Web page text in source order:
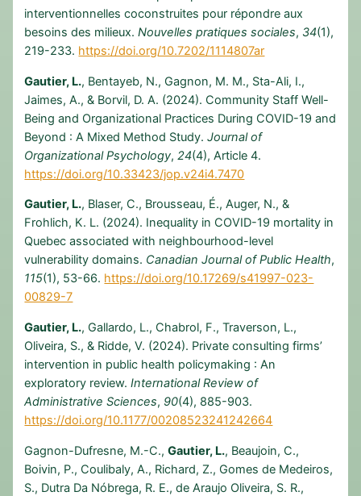
interventionnelles coconstruites pour répondre aux
besoins des milieux.Nouvelles pratiques sociales, 34(1),
219-233. https://doi.org/10.7202/1114807ar
Gautier, L., Bentayeb, N., Gagnon, M. M., Sta-Ali, I.,
Jaimes, A., & Borvil, D. A. (2024). Community Staff Well-
Being and Organizational Practices During COVID-19 and
Beyond : A Mixed Method Study.Journal of
Organizational Psychology,24(4), Article 4.
https://doi.org/10.33423/jop.v24i4.7470
Gautier, L., Blaser, C., Brousseau, É., Auger, N., &
Frohlich, K. L. (2024). Inequality in COVID-19 mortality in
Quebec associated with neighbourhood-level
vulnerability domains. Canadian Journal of Public Health,
115(1), 53-66. https://doi.org/10.17269/s41997-023-
00829-7
Gautier, L., Gallardo, L., Chabrol, F., Traverson, L.,
Oliveira, S., & Ridde, V. (2024). Private consulting firms’
intervention in public health policymaking : An
exploratory review.International Review of
Administrative Sciences, 90(4), 885-903.
https://doi.org/10.1177/00208523241242664
Gagnon-Dufresne, M.-C.,Gautier, L., Beaujoin, C.,
Boivin, P., Coulibaly, A., Richard, Z., Gomes de Medeiros,
S., Dutra Da Nóbrega, R. E., de Araujo Oliveira, S. R.,